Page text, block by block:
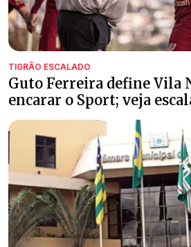
TIGRÃO ESCALADO
Guto Ferreira define Vila
encarar o Sport; veja